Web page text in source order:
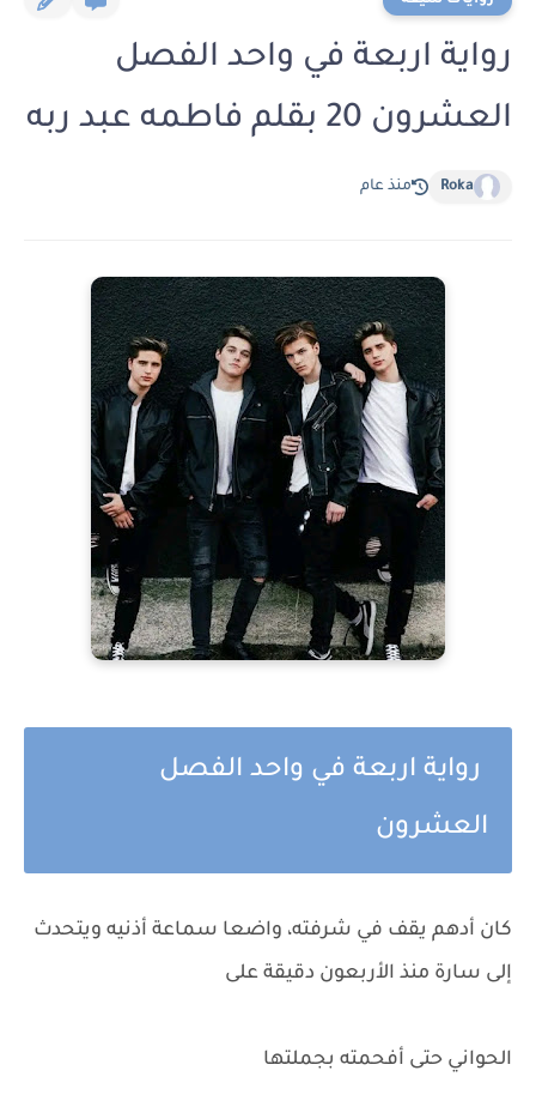
رواية اربعة في واحد الفصل
العشرون 20 بقلم فاطمه عبد ربه
Roka منذ عام
رواية اربعة في واحد الفصل
العشرون
كان أدهم يقف في شرفته، واضعا سماعة أذنيه ويتحدث
إلى سارة منذ الأربعون دقيقة على
الحواني حتى أفحمته بجملتها